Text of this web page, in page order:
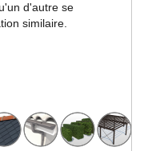
d'autre se
similaire.